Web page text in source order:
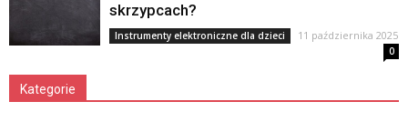
skrzypcach?
Instrumenty elektroniczne dla dzieci 11 października 2025
0
Kategorie